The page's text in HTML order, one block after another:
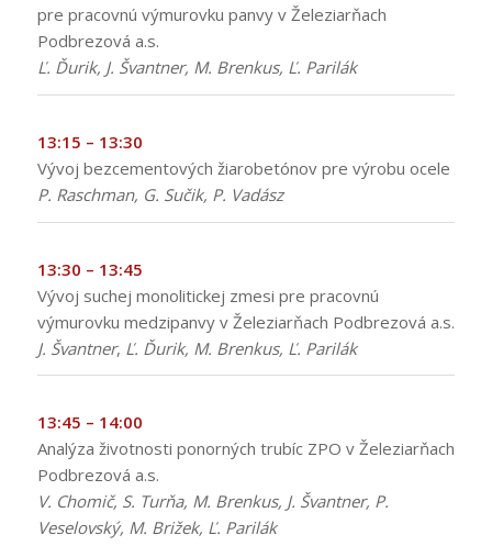
pre pracovnú výmurovku panvy v Železiarňach
Podbrezová a.s.
Ľ. Ďurik, J. Švantner, M. Brenkus, Ľ. Parilák
13:15 – 13:30
Vývoj bezcementových žiarobetónov pre výrobu ocele
P. Raschman, G. Sučik, P. Vadász
13:30 – 13:45
Vývoj suchej monolitickej zmesi pre pracovnú
výmurovku medzipanvy v Železiarňach Podbrezová a.s.
J. Švantner, Ľ. Ďurik, M. Brenkus, Ľ. Parilák
13:45 – 14:00
Analýza životnosti ponorných trubíc ZPO v Železiarňach
Podbrezová a.s.
V. Chomič, S. Turňa, M. Brenkus, J. Švantner, P.
Veselovský, M. Brižek, Ľ. Parilák